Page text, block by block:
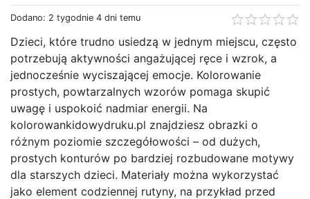
Dodano: 2 tygodnie 4 dni temu
Dzieci, które trudno usiedzą w jednym miejscu, często
potrzebują aktywności angażującej ręce i wzrok, a
jednocześnie wyciszającej emocje. Kolorowanie
prostych, powtarzalnych wzorów pomaga skupić
uwagę i uspokoić nadmiar energii. Na
kolorowankidowydruku.pl znajdziesz obrazki o
różnym poziomie szczegółowości – od dużych,
prostych konturów po bardziej rozbudowane motywy
dla starszych dzieci. Materiały można wykorzystać
jako element codziennej rutyny, na przykład przed